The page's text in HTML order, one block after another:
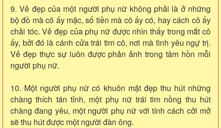
9. Vẻ đẹp của một người phụ nữ không phải là ở những
bộ đồ mà cô ấy mặc, số tiền mà cô ấy có, hay cách cô ấy
chải tóc. Vẻ đẹp của phụ nữ được nhìn thấy trong mắt cô
ấy, bởi đó là cánh cửa trái tim cô, nơi mà tình yêu ngự trị.
Vẻ đẹp thực sự luôn được phản ảnh trong tâm hồn mỗi
người phụ nữ.
10. Một người phụ nữ có khuôn mặt đẹp thu hút những
chàng thích tán tỉnh, một phụ nữ trái tim nồng thu hút
chàng đang yêu, một người phụ nữ với tính cách cởi mở
sẽ thu hút được một người đàn ông.